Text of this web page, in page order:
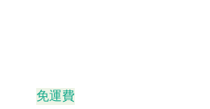
免運費